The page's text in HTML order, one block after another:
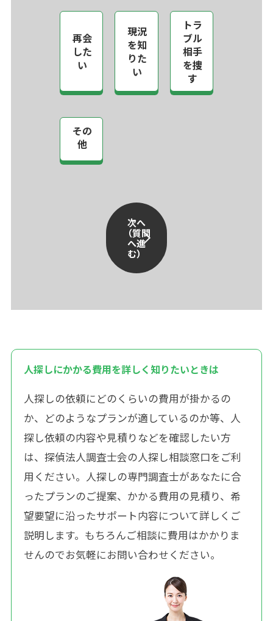
再会
した
い
現況
を知
りた
い
トラ
ブル
相手
を捜
す
その
他
次へ
（質問
へ進
む）
人探しにかかる費用を詳しく知りたいときは
人探しの依頼にどのくらいの費用が掛かるの
か、どのようなプランが適しているのか等、人
探し依頼の内容や見積りなどを確認したい方
は、探偵法人調査士会の人探し相談窓口をご利
用ください。人探しの専門調査士があなたに合
ったプランのご提案、かかる費用の見積り、希
望要望に沿ったサポート内容について詳しくご
説明します。もちろんご相談に費用はかかりま
せんのでお気軽にお問い合わせください。